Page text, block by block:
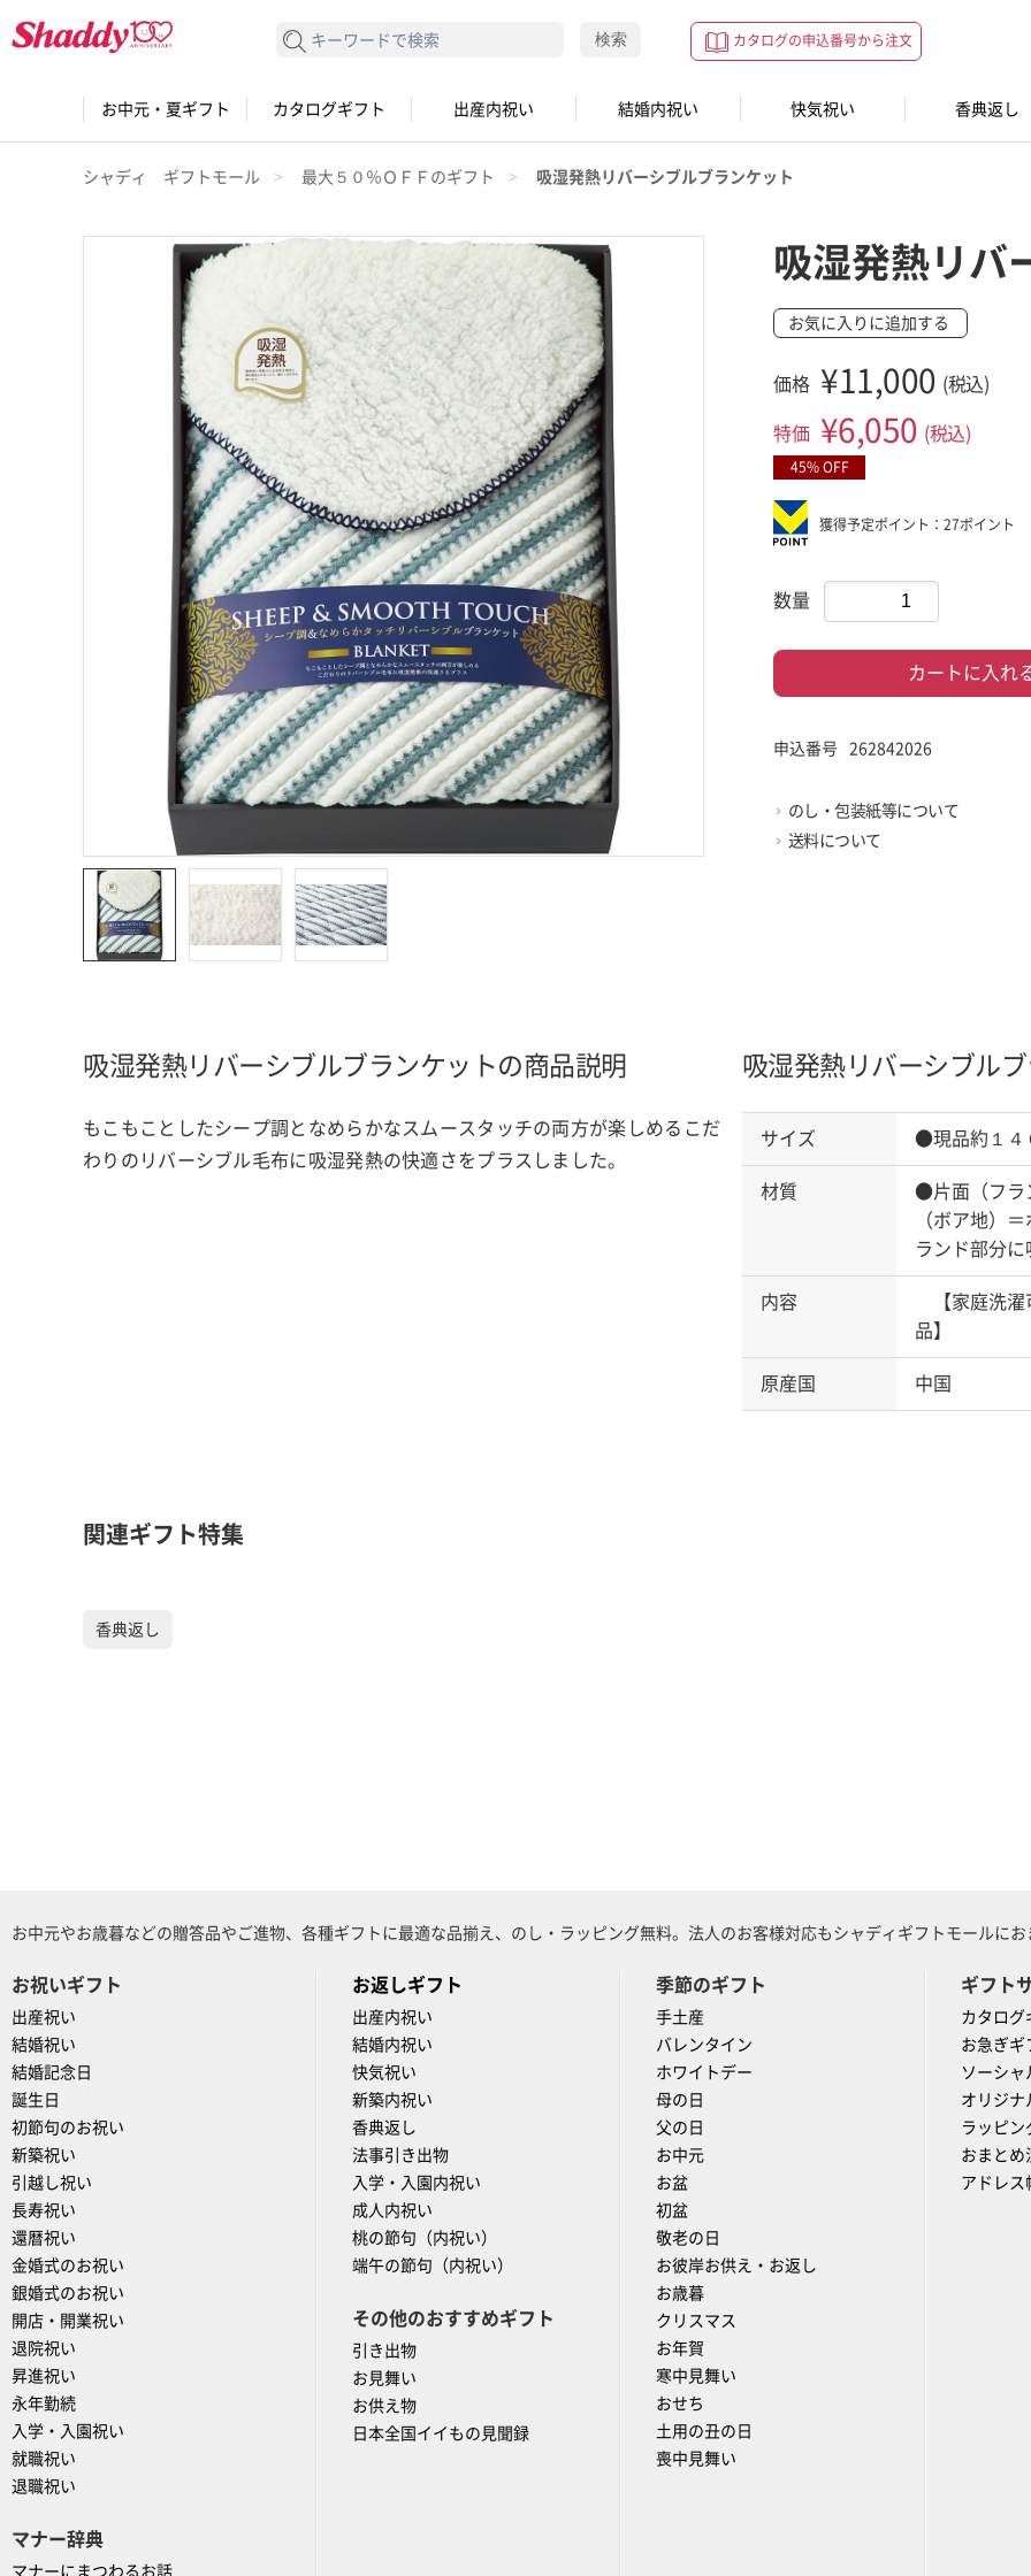
カタログの申込番号から注文
検索する 検索
お中元・夏ギフト カタログギフト 出産内祝い 結婚内祝い 快気祝い 香典返し
シャディ ギフトモール 最大５０％ＯＦＦのギフト 吸湿発熱リバーシブルブランケット
吸湿発熱リバ
お気に入りに追加する
価格 ¥11,000 (税込)
特価 ¥6,050 (税込)
45% OFF
獲得予定ポイント：27ポイント
数量
カートに入れ
申込番号 262842026
のし・包装紙等について
送料について
吸湿発熱リバーシブルブランケットの商品説明
もこもことしたシープ調となめらかなスムースタッチの両方が楽しめるこだ
わりのリバーシブル毛布に吸湿発熱の快適さをプラスしました。
吸湿発熱リバーシブル
サイズ ●現品約１４
材質
●片面（フラ
（ボア地）
ランド部分
内容
【家庭洗濯
品】
原産国 中国
関連ギフト特集
香典返し
お中元やお歳暮などの贈答品やご進物、各種ギフトに最適な品揃え、のし・ラッピング無料。法人のお客様対応もシャディギフトモールに
お祝いギフト
出産祝い
結婚祝い
結婚記念日
誕生日
初節句のお祝い
新築祝い
引越し祝い
長寿祝い
還暦祝い
金婚式のお祝い
銀婚式のお祝い
開店・開業祝い
退院祝い
昇進祝い
永年勤続
入学・入園祝い
就職祝い
退職祝い
マナー辞典
マナーにまつわるお話
お返しギフト
出産内祝い
結婚内祝い
快気祝い
新築内祝い
香典返し
法事引き出物
入学・入園内祝い
成人内祝い
桃の節句（内祝い）
端午の節句（内祝い）
その他のおすすめギフト
引き出物
お見舞い
お供え物
日本全国イイもの見聞録
季節のギフト
手土産
バレンタイン
ホワイトデー
母の日
父の日
お中元
お盆
初盆
敬老の日
お彼岸お供え・お返し
お歳暮
クリスマス
お年賀
寒中見舞い
おせち
土用の丑の日
喪中見舞い
ギフト
カタログ
お急ぎギ
ソーシャ
オリジナ
ラッピン
おまとめ
アドレス